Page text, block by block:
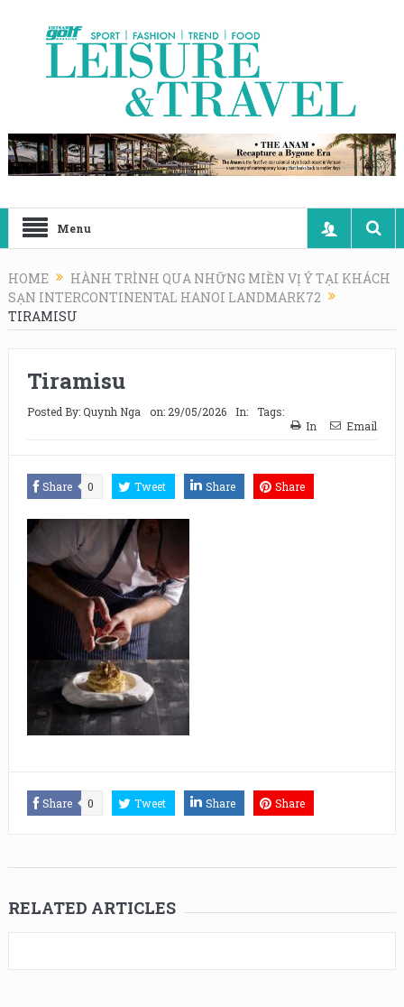
Menu
HOME
HÀNH TRÌNH QUA NHỮNG MIỀN VỊ Ý TẠI KHÁCH
SẠN INTERCONTINENTAL HANOI LANDMARK72
TIRAMISU
Tiramisu
Posted By:Quynh Nga on: 29/05/2026 In:
Tags:
In
Email
Share 0 Tweet Share Share
Share 0 Tweet Share Share
RELATED ARTICLES